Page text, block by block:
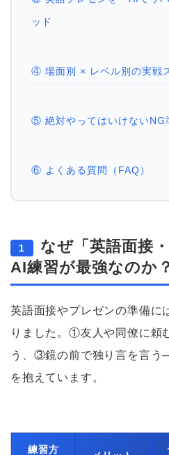
ッド
④ 場面別 × レベル別の実戦
⑤ 絶対やってはいけないNG
⑥ よくある質問（FAQ）
1
なぜ「英語面接
AI練習が最強なのか？
英語面接やプレゼンの準備に
りました。①友人や同僚に頼
う、③鏡の前で独り言を言う
を抱えています。
練習方